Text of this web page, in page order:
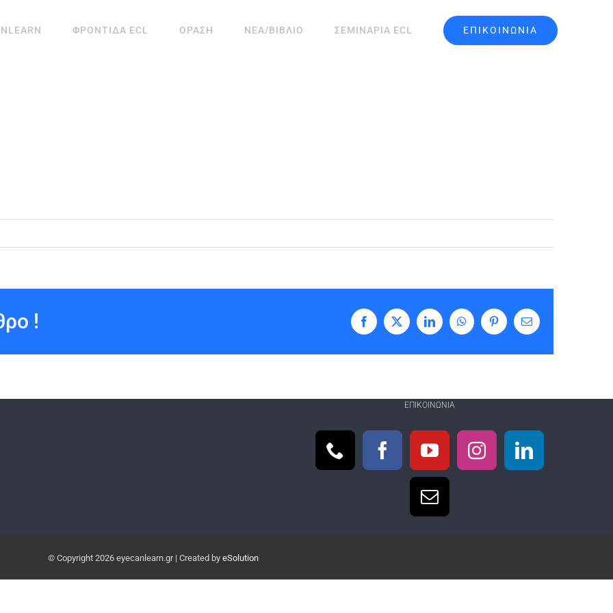
ΦΡΟΝΤΙΔΑ ECL ΟΡΑΣΗ ΝΕΑ/ΒΙΒΛΙΟ ΣΕΜΙΝΑΡΙΑ ECL ΕΠΙΚΟΙΝΩΝΙΑ
! Facebook
X LinkedInWhatsAppPinterestEmail
ΕΠΙΚΟΙΝΩΝΊΑ
© Copyright 2026 eyecanlearn.gr | Created by eSolution